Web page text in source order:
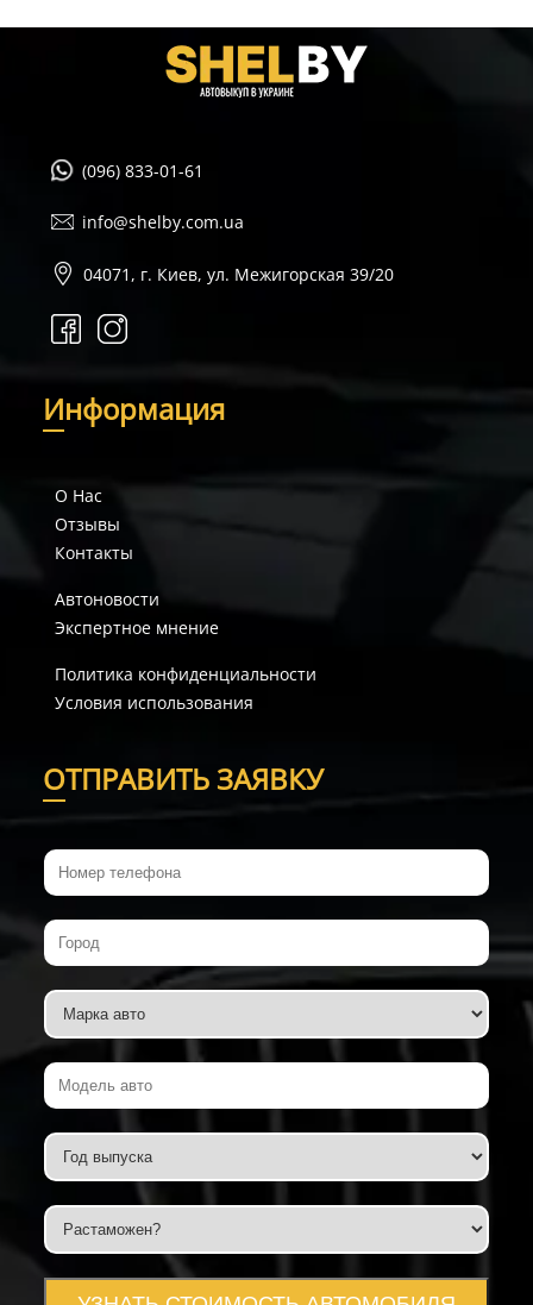
(096) 833-01-61
info@shelby.com.ua
04071, г. Киев, ул. Межигорская 39/20
Информация
О Нас
Отзывы
Контакты
Автоновости
Экспертное мнение
Политика конфиденциальности
Условия использования
ОТПРАВИТЬ ЗАЯВКУ